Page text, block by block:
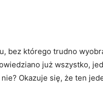
bez którego trudno
już wszystko,
Okazuje się, że ten